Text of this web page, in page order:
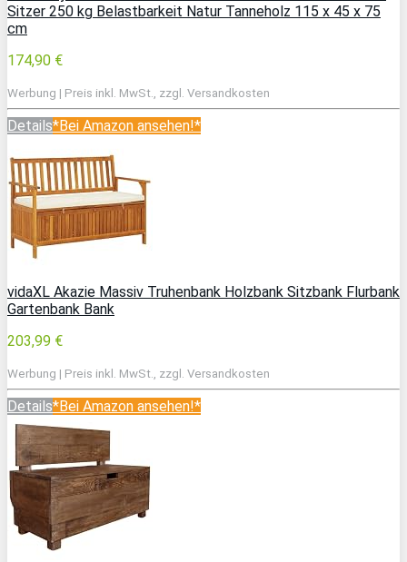
Sitzer 250 kg Belastbarkeit Natur Tanneholz 115 x 45 x 75
cm
174,90 €
Werbung | Preis inkl. MwSt., zzgl. Versandkosten
Details*Bei Amazon ansehen!*
vidaXL Akazie Massiv Truhenbank Holzbank Sitzbank Flurbank
Gartenbank Bank
203,99 €
Werbung | Preis inkl. MwSt., zzgl. Versandkosten
Details*Bei Amazon ansehen!*